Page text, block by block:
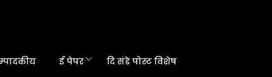
ई पेपर दि संडे पोस्ट विशेष